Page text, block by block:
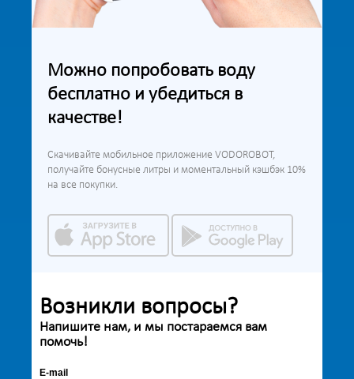
Можно попробовать воду
бесплатно и убедиться в
качестве!
Скачивайте мобильное приложение VODOROBOT,
получайте бонусные литры и моментальный кэшбэк 10%
на все покупки.
Возникли вопросы?
Напишите нам, и мы постараемся вам
помочь!
E-mail